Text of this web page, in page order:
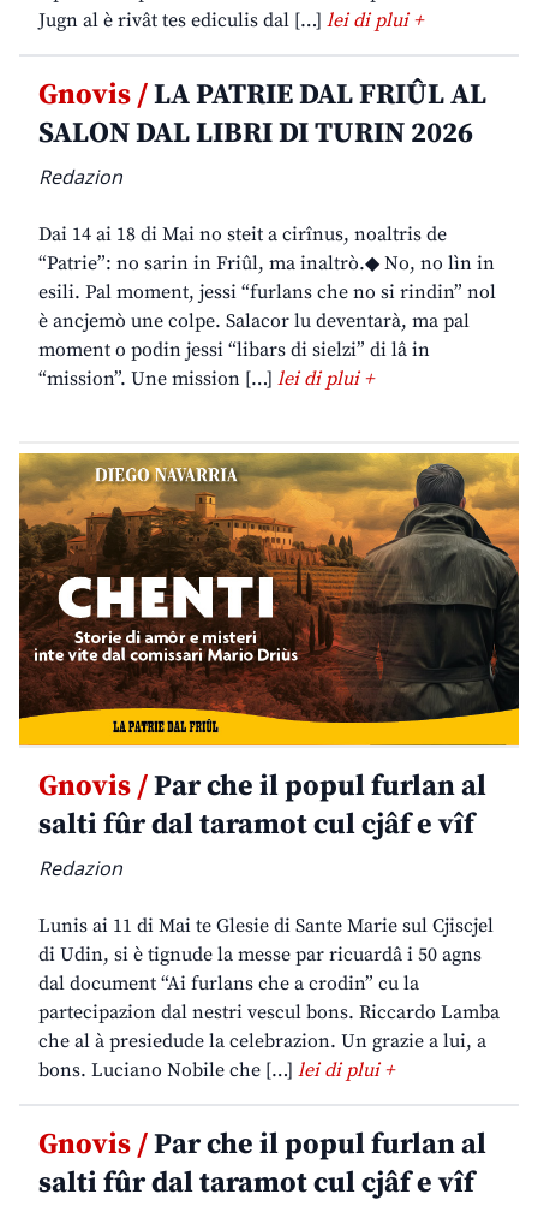
Jugn al è rivât tes ediculis dal […] lei di plui +
Gnovis /LA PATRIE DAL FRIÛL AL
SALON DAL LIBRI DI TURIN 2026
Redazion
Dai 14 ai 18 di Mai no steit a cirînus, noaltris de
“Patrie”: no sarin in Friûl, ma inaltrò.◆ No, no lìn in
esili. Pal moment, jessi “furlans che no si rindin” nol
è ancjemò une colpe. Salacor lu deventarà, ma pal
moment o podin jessi “libars di sielzi” di lâ in
“mission”. Une mission […] lei di plui +
Gnovis /Par che il popul furlan al
salti fûr dal taramot cul cjâf e vîf
Redazion
Lunis ai 11 di Mai te Glesie di Sante Marie sul Cjiscjel
di Udin, si è tignude la messe par ricuardâ i 50 agns
dal document “Ai furlans che a crodin” cu la
partecipazion dal nestri vescul bons. Riccardo Lamba
che al à presiedude la celebrazion. Un grazie a lui, a
bons. Luciano Nobile che […] lei di plui +
Gnovis /Par che il popul furlan al
salti fûr dal taramot cul cjâf e vîf